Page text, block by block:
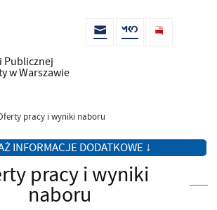
Publicznej
w Warszawie
pracy i wyniki naboru
INFORMACJE DODATKOWE ↓
pracy i wyniki
naboru